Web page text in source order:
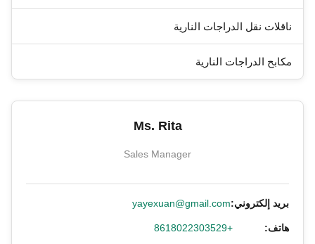
ناقلات نقل الدراجات النارية
مكابح الدراجات النارية
Ms. Rita
Sales Manager
بريد إلكتروني:yayexuan@gmail.com
هاتف: +8618022303529